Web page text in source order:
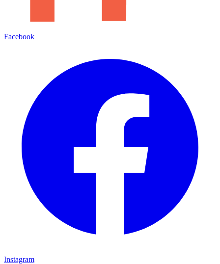
Facebook
Instagram